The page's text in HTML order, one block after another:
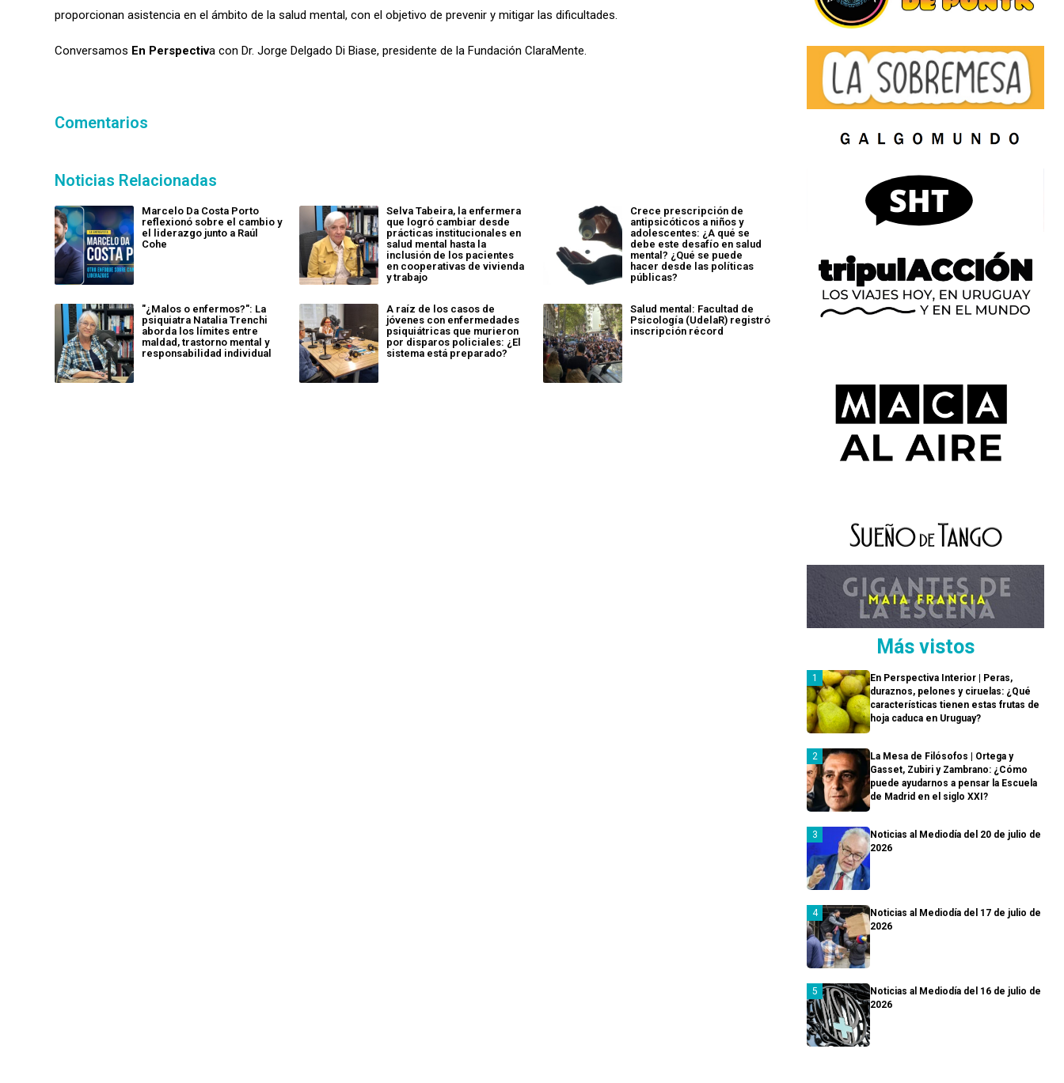
proporcionan asistencia en el ámbito de la salud mental, con el objetivo de prevenir y mitigar las dificultades.
Conversamos En Perspectiva con Dr. Jorge Delgado Di Biase, presidente de la Fundación ClaraMente.
Comentarios
Noticias Relacionadas
Marcelo Da Costa Porto
reflexionó sobre el cambio y
el liderazgo junto a Raúl
Cohe
Selva Tabeira, la enfermera
que logró cambiar desde
prácticas institucionales en
salud mental hasta la
inclusión de los pacientes
en cooperativas de vivienda
y trabajo
Crece prescripción de
antipsicóticos a niños y
adolescentes: ¿A qué se
debe este desafío en salud
mental? ¿Qué se puede
hacer desde las políticas
públicas?
"¿Malos o enfermos?": La
psiquiatra Natalia Trenchi
aborda los límites entre
maldad, trastorno mental y
responsabilidad individual
A raíz de los casos de
jóvenes con enfermedades
psiquiátricas que murieron
por disparos policiales: ¿El
sistema está preparado?
Salud mental: Facultad de
Psicología (UdelaR) registró
inscripción récord
Más vistos
En Perspectiva Interior | Peras,
duraznos, pelones y ciruelas: ¿Qué
características tienen estas frutas de
hoja caduca en Uruguay?
La Mesa de Filósofos | Ortega y
Gasset, Zubiri y Zambrano: ¿Cómo
puede ayudarnos a pensar la Escuela
de Madrid en el siglo XXI?
Noticias al Mediodía del 20 de julio de
2026
Noticias al Mediodía del 17 de julio de
2026
Noticias al Mediodía del 16 de julio de
2026